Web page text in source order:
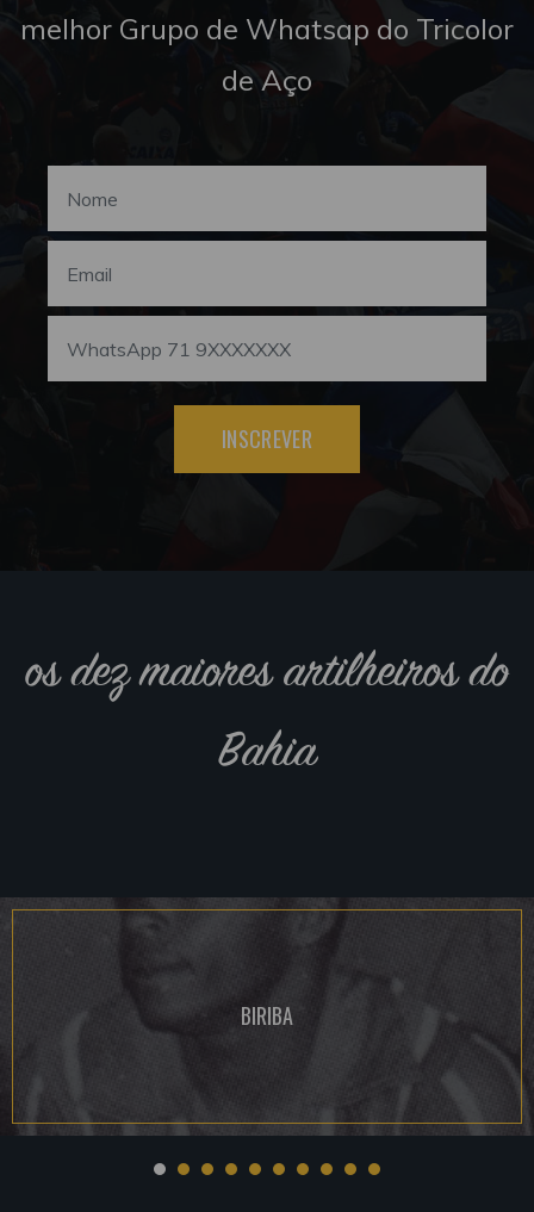
melhor Grupo de Whatsap do Tricolor
de Aço
INSCREVER
os dez maiores artilheiros do
Bahia
BIRIBA